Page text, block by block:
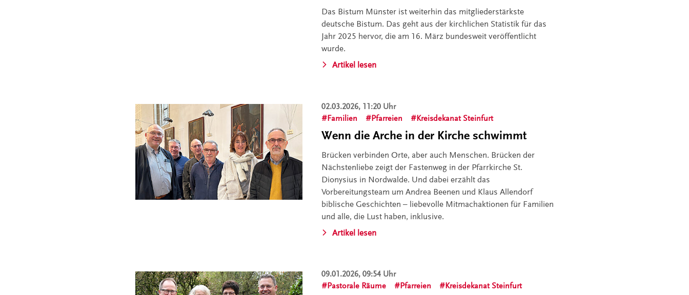
Das Bistum Münster ist weiterhin das mitgliederstärkste
deutsche Bistum. Das geht aus der kirchlichen Statistik für das
Jahr 2025 hervor, die am 16. März bundesweit veröffentlicht
wurde.
Artikel lesen
02.03.2026, 11:20 Uhr
Familien
Pfarreien Kreisdekanat Steinfurt
Wenn die Arche in der Kirche schwimmt
Brücken verbinden Orte, aber auch Menschen. Brücken der
Nächstenliebe zeigt der Fastenweg in der Pfarrkirche St.
Dionysius in Nordwalde. Und dabei erzählt das
Vorbereitungsteam um Andrea Beenen und Klaus Allendorf
biblische Geschichten – liebevolle Mitmachaktionen für Familien
und alle, die Lust haben, inklusive.
Artikel lesen
09.01.2026, 09:54 Uhr
Pastorale Räume
Pfarreien Kreisdekanat Steinfurt